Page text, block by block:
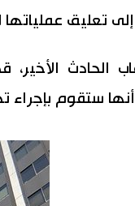
تعليق
الحادث الأخير،
ستقوم بإجراء